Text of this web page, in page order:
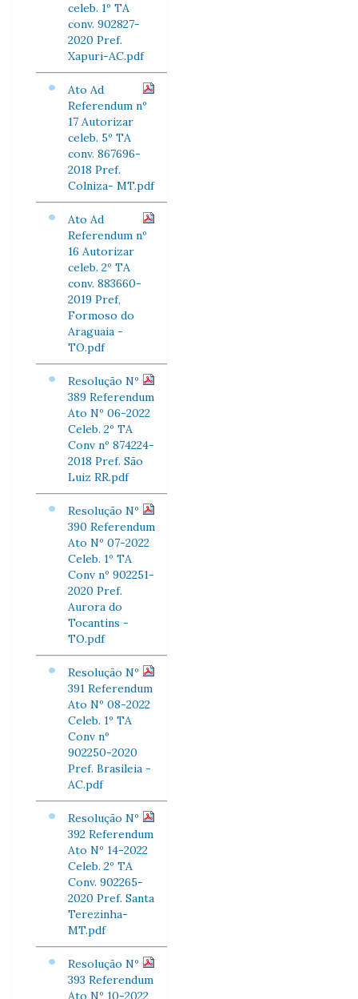
celeb. 1º TA
conv. 902827-
2020 Pref.
Xapuri-AC.pdf
Ato Ad
Referendum nº
17 Autorizar
celeb. 5º TA
conv. 867696-
2018 Pref.
Colniza- MT.pdf
Ato Ad
Referendum nº
16 Autorizar
celeb. 2º TA
conv. 883660-
2019 Pref,
Formoso do
Araguaia -
TO.pdf
Resolução Nº
389 Referendum
Ato Nº 06-2022
Celeb. 2º TA
Conv nº 874224-
2018 Pref. São
Luiz RR.pdf
Resolução Nº
390 Referendum
Ato Nº 07-2022
Celeb. 1º TA
Conv nº 902251-
2020 Pref.
Aurora do
Tocantins -
TO.pdf
Resolução Nº
391 Referendum
Ato Nº 08-2022
Celeb. 1º TA
Conv nº
902250-2020
Pref. Brasileia -
AC.pdf
Resolução Nº
392 Referendum
Ato Nº 14-2022
Celeb. 2º TA
Conv. 902265-
2020 Pref. Santa
Terezinha-
MT.pdf
Resolução Nº
393 Referendum
Ato Nº 10-2022